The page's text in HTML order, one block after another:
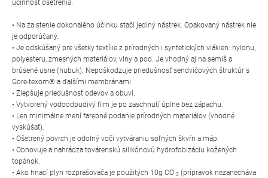
účinnosť ošetrenia.
• Na zaistenie dokonalého účinku stačí jediný nástrek. Opakovaný nástrek nie
je odporúčaný.
• Je odskúšaný pre všetky textílie z prírodných i syntetických vlákien: nylonu,
polyesteru, zmesných materiálov, vlny a pod. Je vhodný aj na semiš a
brúsené usne (nubuk). Nepoškodzuje priedušnosť sendvičových štruktúr s
Gore-texom® a ďalšími membránami.
• Zlepšuje priedušnosť odevov a obuvi.
• Vytvorený vodoodpudivý film je po zaschnutí úplne bez zápachu.
• Len minimálne mení farebné podanie prírodných materiálov (vhodné
vyskúšať).
• Ošetrený povrch je odolný voči vytváraniu soľných škvŕn a máp.
• Obnovuje a nahrádza továrenskú silikónovú hydrofobizáciu kožených
topánok.
• Ako hnací plyn rozprašovača je použitých 10g CO 2 (prípravok nezanecháva